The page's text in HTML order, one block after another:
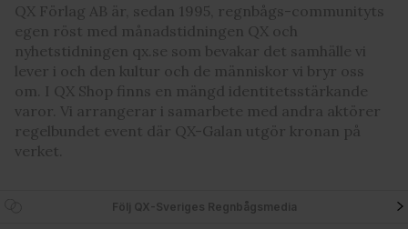
QX Förlag AB är, sedan 1995, regnbågs-communityts
egen röst med månadstidningen QX och
nyhetstidningen qx.se som bevakar det samhälle vi
lever i och den kultur och de människor vi bryr oss
om. I QX Shop finns en mängd identitetsstärkande
varor. Vi arrangerar i samarbete med andra aktörer
regelbundet event där QX-Galan utgör kronan på
verket.
Följ QX-Sveriges Regnbågsmedia